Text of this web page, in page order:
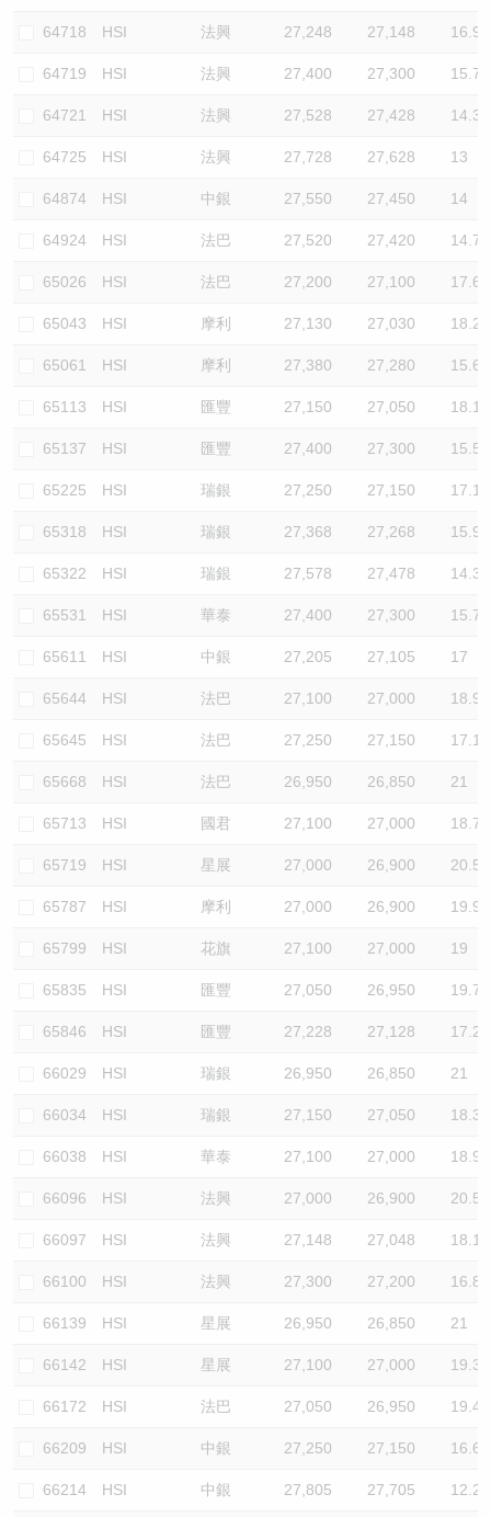
64718 HSI 法興 27,248 27,148 16.9
64719 HSI 法興 27,400 27,300 15.7
64721 HSI 法興 27,528 27,428 14.3
64725 HSI 法興 27,728 27,628 13
64874 HSI 中銀 27,550 27,450 14
64924 HSI 法巴 27,520 27,420 14.7
65026 HSI 法巴 27,200 27,100 17.6
65043 HSI 摩利 27,130 27,030 18.2
65061 HSI 摩利 27,380 27,280 15.6
65113 HSI 匯豐 27,150 27,050 18.1
65137 HSI 匯豐 27,400 27,300 15.5
65225 HSI 瑞銀 27,250 27,150 17.1
65318 HSI 瑞銀 27,368 27,268 15.9
65322 HSI 瑞銀 27,578 27,478 14.3
65531 HSI 華泰 27,400 27,300 15.7
65611 HSI 中銀 27,205 27,105 17
65644 HSI 法巴 27,100 27,000 18.9
65645 HSI 法巴 27,250 27,150 17.1
65668 HSI 法巴 26,950 26,850 21
65713 HSI 國君 27,100 27,000 18.7
65719 HSI 星展 27,000 26,900 20.5
65787 HSI 摩利 27,000 26,900 19.9
65799 HSI 花旗 27,100 27,000 19
65835 HSI 匯豐 27,050 26,950 19.7
65846 HSI 匯豐 27,228 27,128 17.2
66029 HSI 瑞銀 26,950 26,850 21
66034 HSI 瑞銀 27,150 27,050 18.3
66038 HSI 華泰 27,100 27,000 18.9
66096 HSI 法興 27,000 26,900 20.5
66097 HSI 法興 27,148 27,048 18.1
66100 HSI 法興 27,300 27,200 16.8
66139 HSI 星展 26,950 26,850 21
66142 HSI 星展 27,100 27,000 19.3
66172 HSI 法巴 27,050 26,950 19.4
66209 HSI 中銀 27,250 27,150 16.6
66214 HSI 中銀 27,805 27,705 12.2